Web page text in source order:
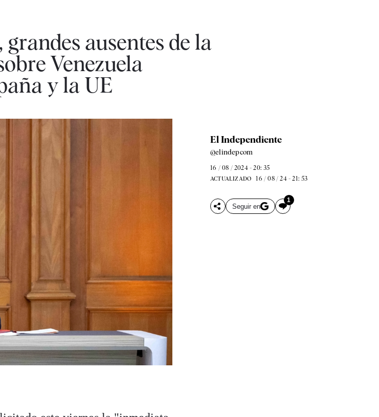
ausentes de la
Venezuela
y la UE
El Independiente
@elindepcom
16 / 08 / 2024 - 20: 35
ACTUALIZADO 16 / 08 / 24 - 21: 53
Seguir en
1